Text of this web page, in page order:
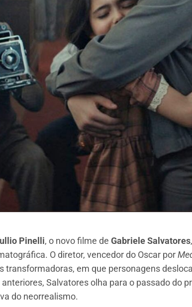
Pinelli, o novo filme de Gabriele Salvatores,
O diretor, vencedor do Oscar por
em que personagens
Salvatores olha para o passado do
do neorrealismo.